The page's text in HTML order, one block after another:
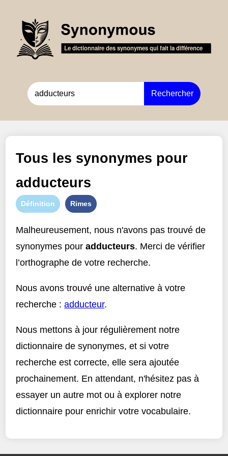
Rechercher
Tous les synonymes pour
adducteurs
Définition Rimes
Malheureusement, nous n'avons pas trouvé de
synonymes pouradducteurs. Merci de vérifier
l’orthographe de votre recherche.
Nous avons trouvé une alternative à votre
recherche :adducteur.
Nous mettons à jour régulièrement notre
dictionnaire de synonymes, et si votre
recherche est correcte, elle sera ajoutée
prochainement. En attendant, n'hésitez pas à
essayer un autre mot ou à explorer notre
dictionnaire pour enrichir votre vocabulaire.